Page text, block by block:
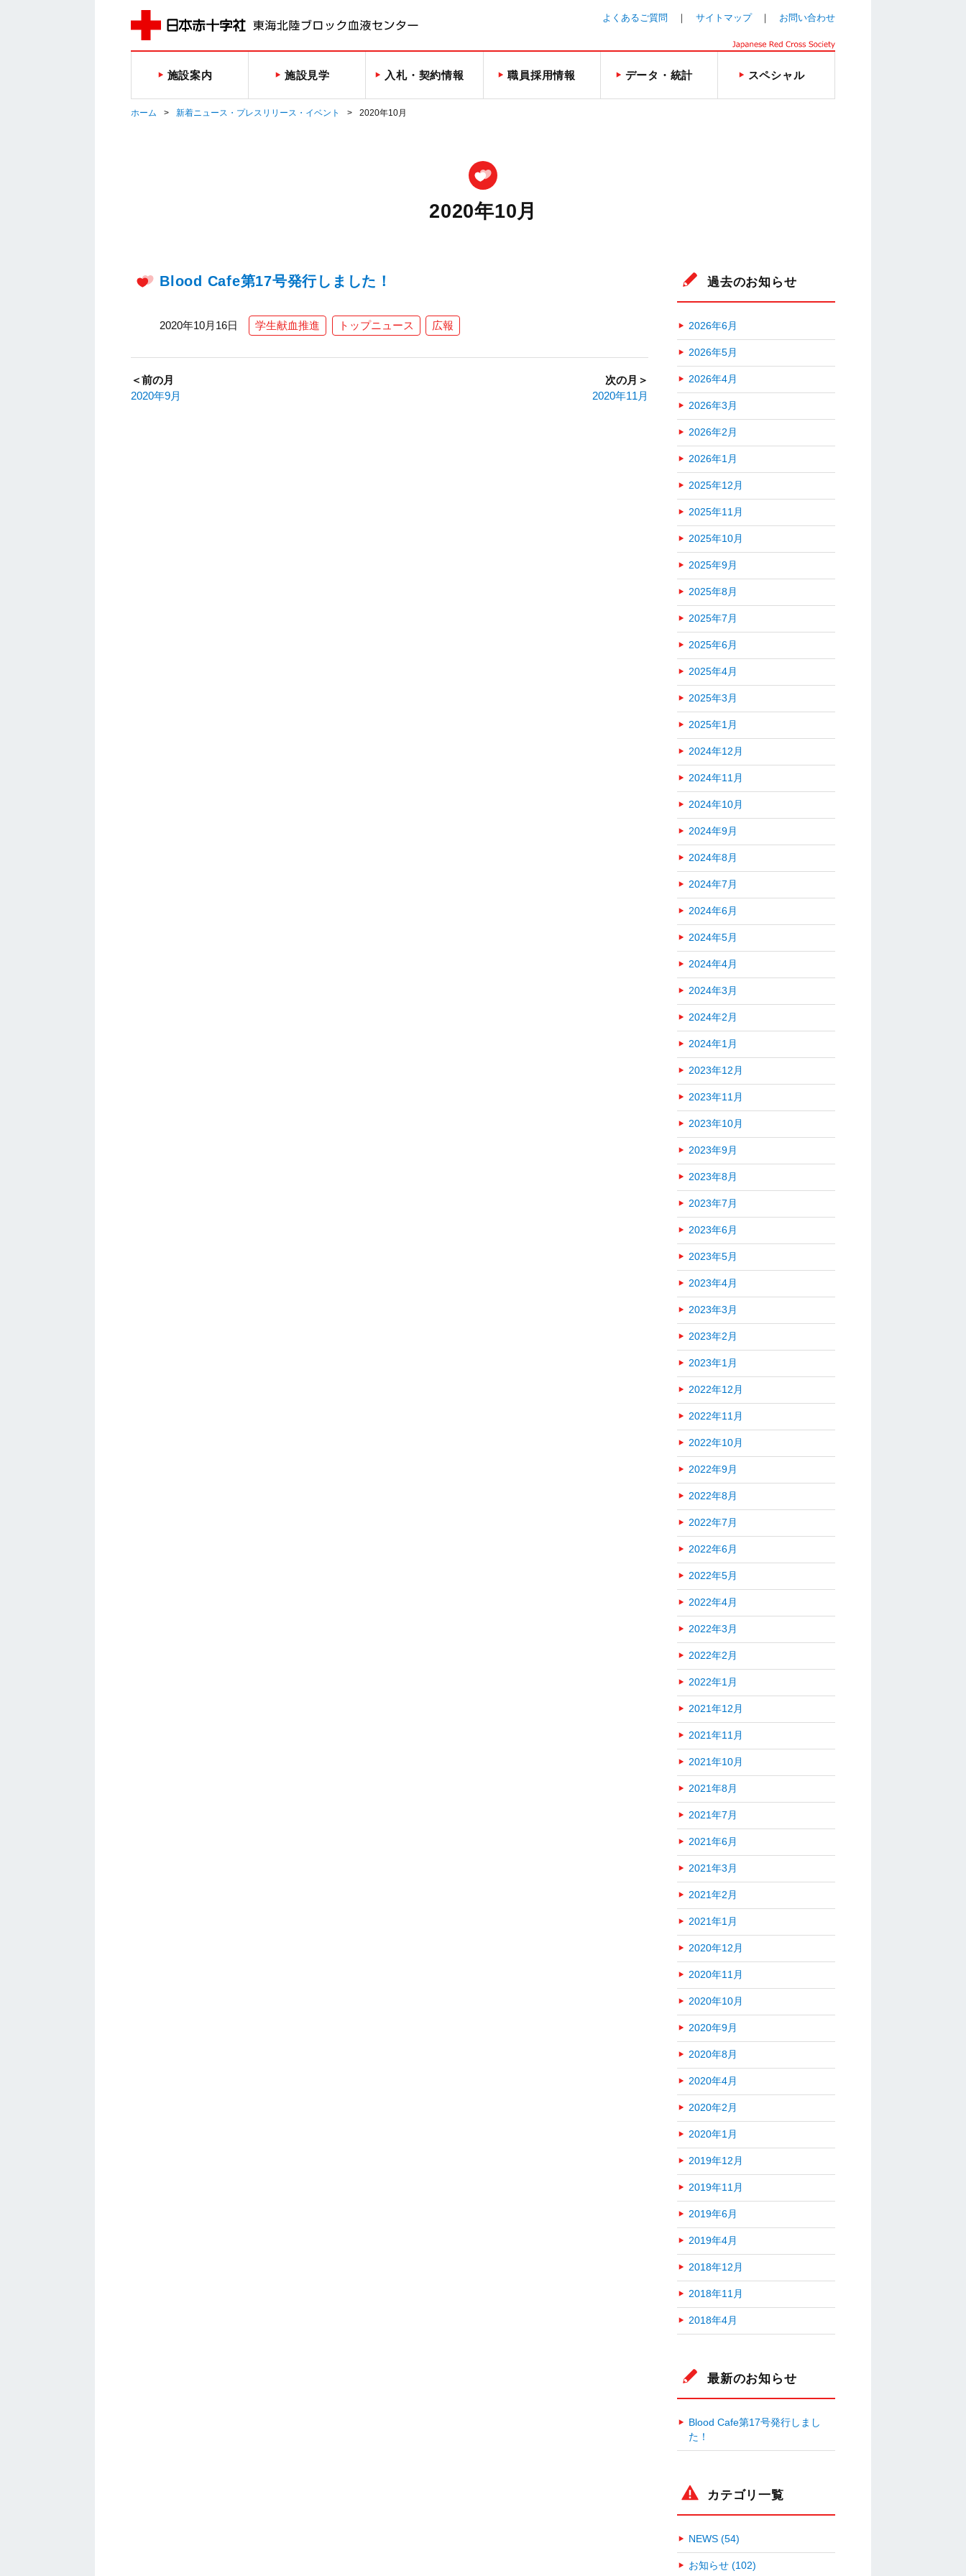
よくあるご質問 サイトマップ お問い合わせ
施設案内 施設見学 入札・契約情報 職員採用情報 データ・統計 スペシャル
ホーム 新着ニュース・プレスリリース・イベント 2020年10月
2020年10月
Blood Cafe第17号発行しました！
2020年10月16日 学生献血推進 トップニュース 広報
＜前の月
2020年9月
次の月＞
2020年11月
過去のお知らせ
2026年6月
2026年5月
2026年4月
2026年3月
2026年2月
2026年1月
2025年12月
2025年11月
2025年10月
2025年9月
2025年8月
2025年7月
2025年6月
2025年4月
2025年3月
2025年1月
2024年12月
2024年11月
2024年10月
2024年9月
2024年8月
2024年7月
2024年6月
2024年5月
2024年4月
2024年3月
2024年2月
2024年1月
2023年12月
2023年11月
2023年10月
2023年9月
2023年8月
2023年7月
2023年6月
2023年5月
2023年4月
2023年3月
2023年2月
2023年1月
2022年12月
2022年11月
2022年10月
2022年9月
2022年8月
2022年7月
2022年6月
2022年5月
2022年4月
2022年3月
2022年2月
2022年1月
2021年12月
2021年11月
2021年10月
2021年8月
2021年7月
2021年6月
2021年3月
2021年2月
2021年1月
2020年12月
2020年11月
2020年10月
2020年9月
2020年8月
2020年4月
2020年2月
2020年1月
2019年12月
2019年11月
2019年6月
2019年4月
2018年12月
2018年11月
2018年4月
最新のお知らせ
Blood Cafe第17号発行しまし
た！
カテゴリ一覧
NEWS (54)
お知らせ (102)